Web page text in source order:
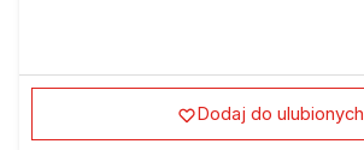
Dodaj do ulubionych